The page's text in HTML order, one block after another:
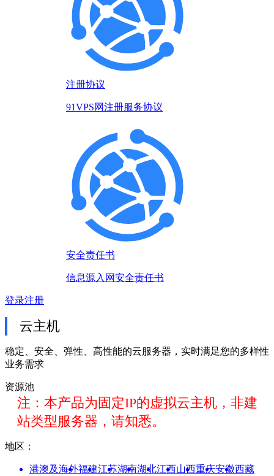
注册协议
91VPS网注册服务协议
安全责任书
信息源入网安全责任书
登录注册
云主机
稳定、安全、弹性、高性能的云服务器，实时满足您的多样性
业务需求
资源池
注：本产品为固定IP的虚拟云主机，非建
站类型服务器，请知悉。
地区：
港澳及海外福建江苏湖南湖北江西山西重庆安徽西藏